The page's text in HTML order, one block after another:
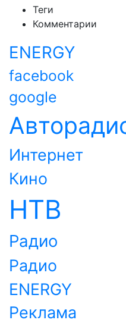
Теги
Комментарии
ENERGY
facebook
google
Интернет
Кино
НТВ
Радио
Радио
ENERGY
Реклама